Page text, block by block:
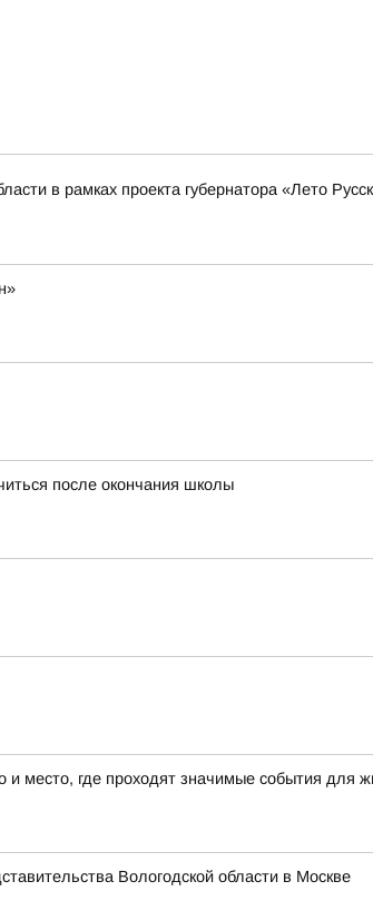
в рамках проекта губернатора «Лето
после окончания школы
место, где проходят значимые события для
Вологодской области в Москве